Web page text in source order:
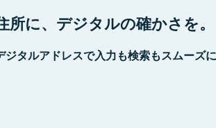
所に、デジタルの確かさを。
ジタルアドレスで入力も検索もスムーズ